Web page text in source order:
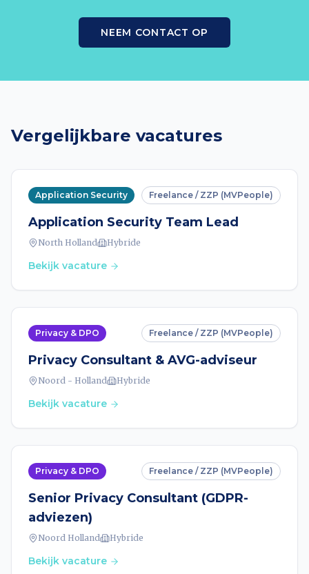
NEEM CONTACT OP
Vergelijkbare vacatures
Application Security Freelance / ZZP (MVPeople)
Application Security Team Lead
North Holland Hybride
Bekijk vacature
Privacy & DPO Freelance / ZZP (MVPeople)
Privacy Consultant & AVG-adviseur
Noord - Holland Hybride
Bekijk vacature
Privacy & DPO Freelance / ZZP (MVPeople)
Senior Privacy Consultant (GDPR-
adviezen)
Noord Holland Hybride
Bekijk vacature